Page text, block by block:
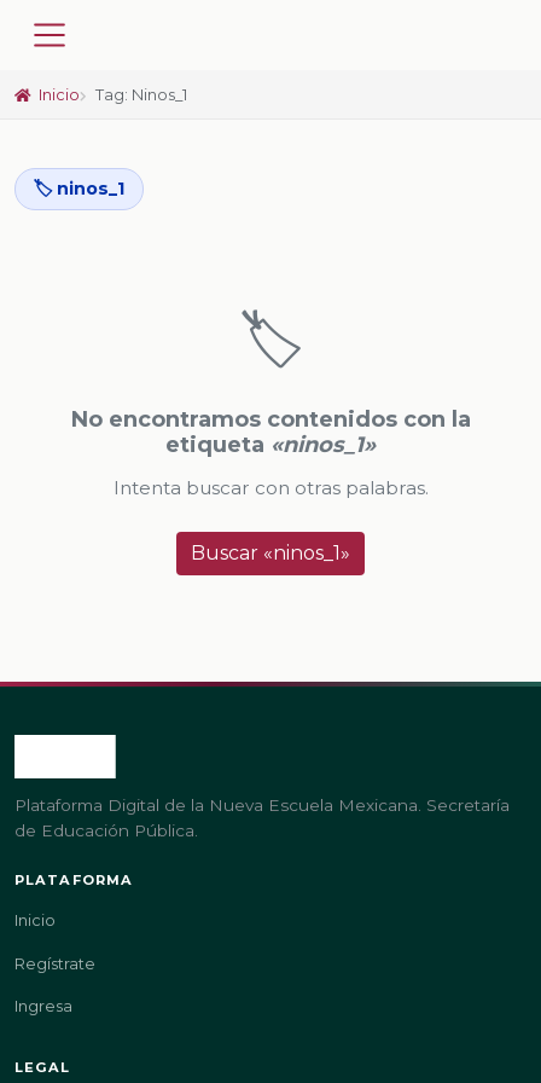
Inicio Tag: Ninos_1
🏷️ ninos_1
🏷️
No encontramos contenidos con la
etiqueta «ninos_1»
Intenta buscar con otras palabras.
Buscar «ninos_1»
Plataforma Digital de la Nueva Escuela Mexicana. Secretaría
de Educación Pública.
PLATAFORMA
Inicio
Regístrate
Ingresa
LEGAL